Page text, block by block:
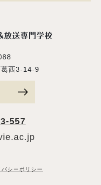
西3-14-9
557
バシーポリシー